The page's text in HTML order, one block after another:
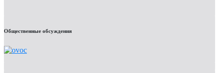
Общественные обсуждения